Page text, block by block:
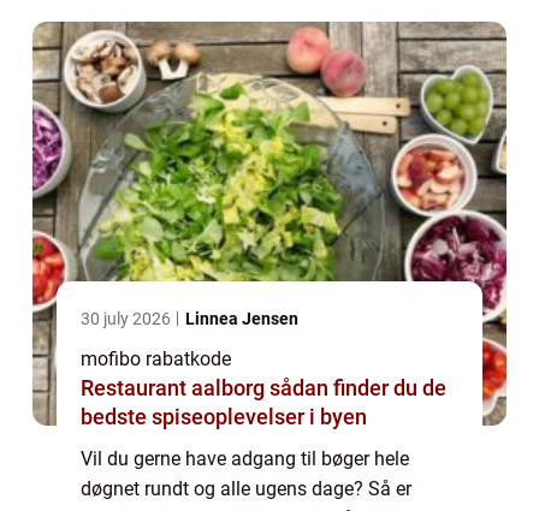
30 july 2026 Linnea Jensen
mofibo rabatkode
Restaurant aalborg sådan finder du de
bedste spiseoplevelser i byen
Vil du gerne have adgang til bøger hele
døgnet rundt og alle ugens dage? Så er